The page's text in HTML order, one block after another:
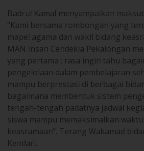
mapel agama dan wakil bidang
MAN Insan Cendekia Pekalongan
yang pertama ; rasa ingin tahu
pengelolaan dalam pembelajaran
mampu berprestasi di berbagai
bagaimana membentuk sistem
tengah-tengah padatnya jadwal
siswa mampu memaksimalkan
keasramaan”. Terang Wakamad
Kendari..
Kemudian dilanjutkan sesi acara